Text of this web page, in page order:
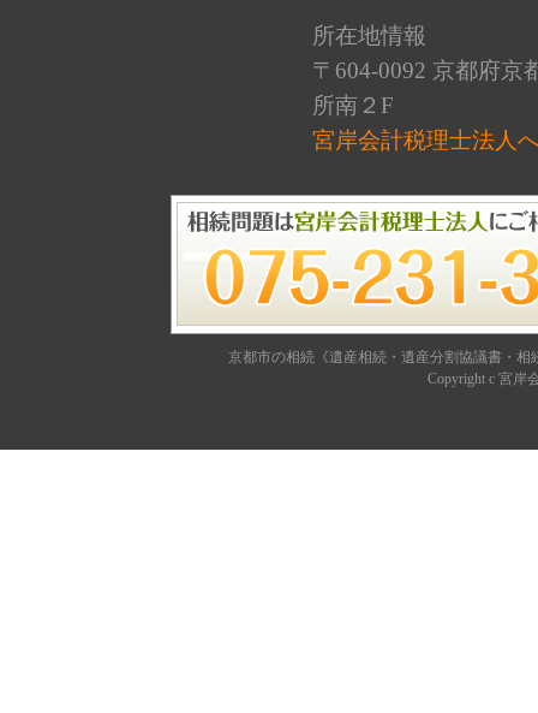
所在地情報
〒604-0092 京都府
所南２F
宮岸会計税理士法人
京都市の相続《遺産相続・遺産分割協議書・
Copyright c 宮岸